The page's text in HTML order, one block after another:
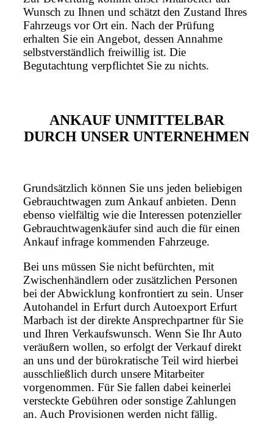
Wunsch zu Ihnen und schätzt den Zustand Ihres
Fahrzeugs vor Ort ein. Nach der Prüfung
erhalten Sie ein Angebot, dessen Annahme
selbstverständlich freiwillig ist. Die
Begutachtung verpflichtet Sie zu nichts.
ANKAUF UNMITTELBAR
DURCH UNSER UNTERNEHMEN
Grundsätzlich können Sie uns jeden beliebigen
Gebrauchtwagen zum Ankauf anbieten. Denn
ebenso vielfältig wie die Interessen potenzieller
Gebrauchtwagenkäufer sind auch die für einen
Ankauf infrage kommenden Fahrzeuge.
Bei uns müssen Sie nicht befürchten, mit
Zwischenhändlern oder zusätzlichen Personen
bei der Abwicklung konfrontiert zu sein. Unser
Autohandel in Erfurt durch Autoexport Erfurt
Marbach ist der direkte Ansprechpartner für Sie
und Ihren Verkaufswunsch. Wenn Sie Ihr Auto
veräußern wollen, so erfolgt der Verkauf direkt
an uns und der bürokratische Teil wird hierbei
ausschließlich durch unsere Mitarbeiter
vorgenommen. Für Sie fallen dabei keinerlei
versteckte Gebühren oder sonstige Zahlungen
an. Auch Provisionen werden nicht fällig.